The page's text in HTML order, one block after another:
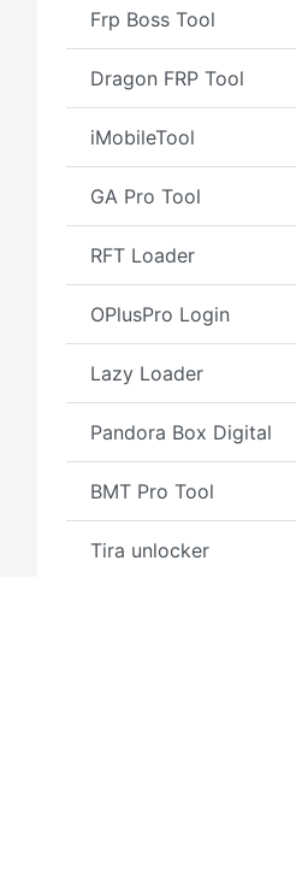
Frp Boss Tool
Dragon FRP Tool
iMobileTool
GA Pro Tool
RFT Loader
OPlusPro Login
Lazy Loader
Pandora Box Digital
BMT Pro Tool
Tira unlocker